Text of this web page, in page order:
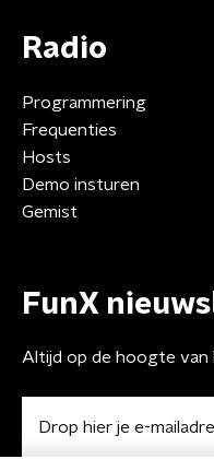
Radio
Programmering
Frequenties
Hosts
Demo insturen
Gemist
FunX
Altijd op de hoogte van